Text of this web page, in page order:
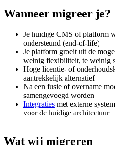
Wanneer migreer je?
Je huidige CMS of platform
ondersteund (end-of-life)
Je platform groeit uit de
weinig flexibiliteit, te weinig
Hoge licentie- of
aantrekkelijk alternatief
Na een fusie of overname
samengevoegd worden
Integraties met externe
voor de huidige architectuur
Wat wij migreren